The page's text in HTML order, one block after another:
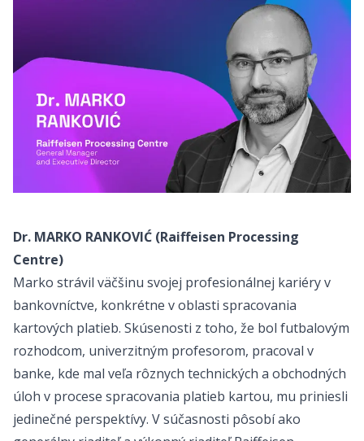
Dr. MARKO RANKOVIĆ (Raiffeisen Processing
Centre)
Marko strávil väčšinu svojej profesionálnej kariéry v
bankovníctve, konkrétne v oblasti spracovania
kartových platieb. Skúsenosti z toho, že bol futbalovým
rozhodcom, univerzitným profesorom, pracoval v
banke, kde mal veľa rôznych technických a obchodných
úloh v procese spracovania platieb kartou, mu priniesli
jedinečné perspektívy. V súčasnosti pôsobí ako